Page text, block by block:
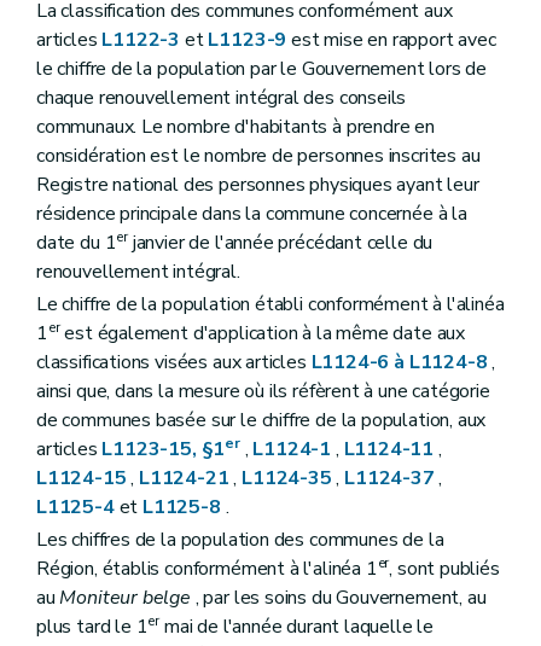
Art. L1126-3
Art. L1126-4
Art. L1126-5
Titre III Actes des autorités communales
Chapitre premier Disposition générale
Art. L1131-1
Chapitre II Rédaction des actes
Art. L1132-1
Art. L1132-2
Art. L1132-3
Art. L1132-4
Art. L1132-5
Chapitre III
Art. L1133-1
Art. L1133-2
Art. L1133-3
Titre IV
Consultation populaire
Chapitre unique
Art. L1141-1
Art. L1141-2
Art. L1141-3
Art. L1141-4
Art. L1141-5
Art. L1141-6
Art. L1141-7
Art. L1141-8
Art. L1141-9
Art. L1142-10
La classification des communes conformément aux
articles L1122-3 etL1123-9 est mise en rapport avec
le chiffre de la population par le Gouvernement lors de
chaque renouvellement intégral des conseils
communaux. Le nombre d'habitants à prendre en
considération est le nombre de personnes inscrites au
Registre national des personnes physiques ayant leur
résidence principale dans la commune concernée à la
date du 1erjanvier de l'année précédant celle du
renouvellement intégral.
Le chiffre de la population établi conformément à l'alinéa
1erest également d'application à la même date aux
classifications visées aux articles L1124-6 à L1124-8,
ainsi que, dans la mesure où ils réfèrent à une catégorie
de communes basée sur le chiffre de la population, aux
articles L1123-15, §1er, L1124-1 , L1124-11 ,
L1124-15, L1124-21, L1124-35, L1124-37,
L1125-4et L1125-8 .
Les chiffres de la population des communes de la
Région, établis conformément à l'alinéa 1er, sont publiés
auMoniteur belge , par les soins du Gouvernement, au
plus tard le 1ermai de l'année durant laquelle le